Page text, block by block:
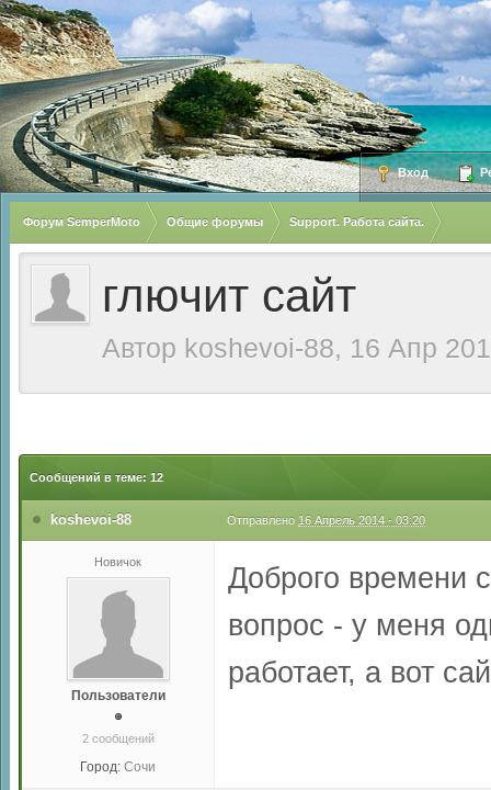
Вход
Форум SemperMoto Общие форумы Support. Работа сайта.
глючит сайт
Автор koshevoi-88, 16 Апр
Сообщений в теме: 12
koshevoi-88 Отправлено 16 Апрель 2014 - 03:20
Новичок
Пользователи
2 сообщений
Город: Сочи
Доброго времени
вопрос - у меня
работает, а вот